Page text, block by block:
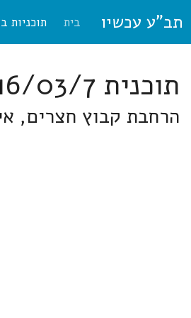
תב"ע עכשיו בית תוכניות
תוכנית 4/116/03/7 בני שמעון
הרחבת קבוץ חצרים,